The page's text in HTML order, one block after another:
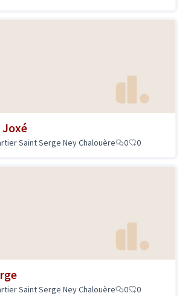
Joxé
Saint Serge Ney Chalouère 0 0
Saint Serge Ney Chalouère 0 0